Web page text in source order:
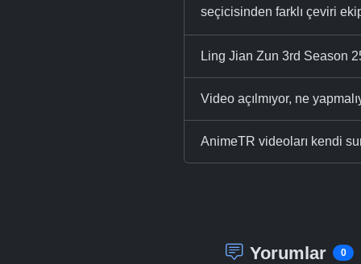
seçicisinden farklı çeviri
Ling Jian Zun 3rd Season
Video açılmıyor, ne
AnimeTR videoları kendi
Yorumlar 0